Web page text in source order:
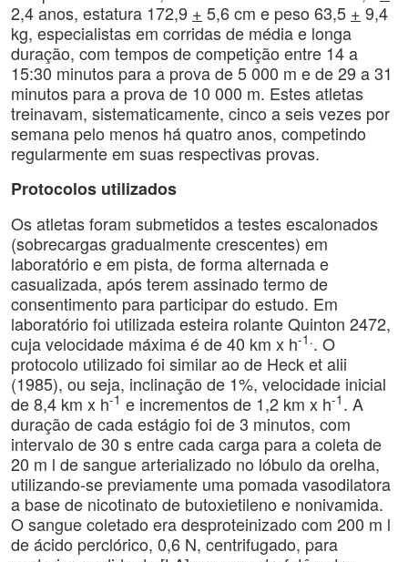
2,4 anos, estatura 172,9 + 5,6 cm e peso 63,5 + 9,4
kg, especialistas em corridas de média e longa
duração, com tempos de competição entre 14 a
15:30 minutos para a prova de 5 000 m e de 29 a 31
minutos para a prova de 10 000 m. Estes atletas
treinavam, sistematicamente, cinco a seis vezes por
semana pelo menos há quatro anos, competindo
regularmente em suas respectivas provas.
Protocolos utilizados
Os atletas foram submetidos a testes escalonados
(sobrecargas gradualmente crescentes) em
laboratório e em pista, de forma alternada e
casualizada, após terem assinado termo de
consentimento para participar do estudo. Em
laboratório foi utilizada esteira rolante Quinton 2472,
cuja velocidade máxima é de 40 km x h-1.. O
protocolo utilizado foi similar ao de Heck et alii
(1985), ou seja, inclinação de 1%, velocidade inicial
de 8,4 km x h-1 e incrementos de 1,2 km x h-1 . A
duração de cada estágio foi de 3 minutos, com
intervalo de 30 s entre cada carga para a coleta de
20 m l de sangue arterializado no lóbulo da orelha,
utilizando-se previamente uma pomada vasodilatora
a base de nicotinato de butoxietileno e nonivamida.
O sangue coletado era desproteinizado com 200 m l
de ácido perclórico, 0,6 N, centrifugado, para